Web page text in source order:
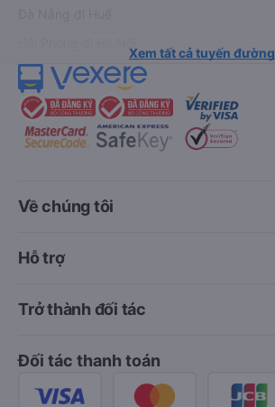
Xem tất cả tuyến đường
Về chúng tôi
Hỗ trợ
Trở thành đối tác
Đối tác thanh toán